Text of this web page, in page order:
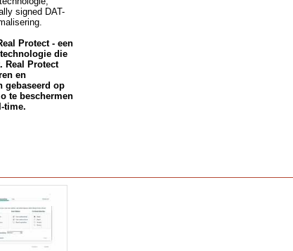
signed DAT-
Protect - een
die
Real Protect
en
gebaseerd op
te beschermen
time.